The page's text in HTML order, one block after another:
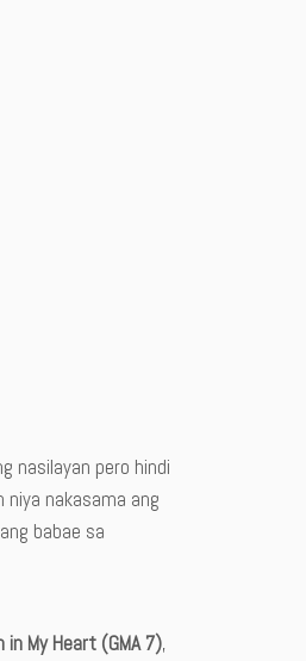
nasilayan pero hindi
niya nakasama ang
babae sa
in My Heart (GMA 7),